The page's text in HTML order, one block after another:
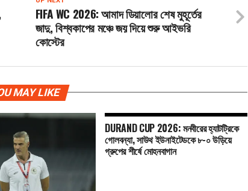
FIFA WC 2026: আমাদ ডিয়ালোর শেষ মুহূর্তের
জাদু, বিশ্বকাপের মঞ্চে জয় দিয়ে শুরু আইভরি
কোস্টের
MAY LIKE
DURAND CUP 2026: মনবীরের হ্যাটট্রিকে
গোলবন্যা, সাউথ ইউনাইটেডকে ৮-০ উড়িয়ে
গ্রুপের শীর্ষে মোহনবাগান